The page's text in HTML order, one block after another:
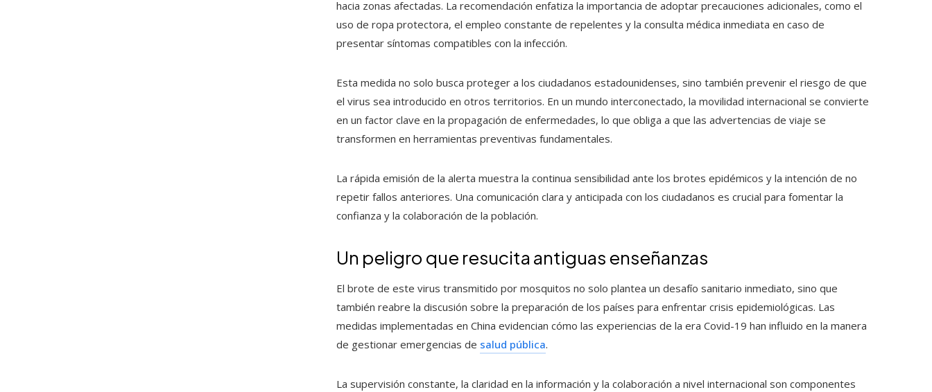
hacia zonas afectadas. La recomendación enfatiza la importancia de adoptar precauciones adicionales, como el
uso de ropa protectora, el empleo constante de repelentes y la consulta médica inmediata en caso de
presentar síntomas compatibles con la infección.
Esta medida no solo busca proteger a los ciudadanos estadounidenses, sino también prevenir el riesgo de que
el virus sea introducido en otros territorios. En un mundo interconectado, la movilidad internacional se convierte
en un factor clave en la propagación de enfermedades, lo que obliga a que las advertencias de viaje se
transformen en herramientas preventivas fundamentales.
La rápida emisión de la alerta muestra la continua sensibilidad ante los brotes epidémicos y la intención de no
repetir fallos anteriores. Una comunicación clara y anticipada con los ciudadanos es crucial para fomentar la
confianza y la colaboración de la población.
Un peligro que resucita antiguas enseñanzas
El brote de este virus transmitido por mosquitos no solo plantea un desafío sanitario inmediato, sino que
también reabre la discusión sobre la preparación de los países para enfrentar crisis epidemiológicas. Las
medidas implementadas en China evidencian cómo las experiencias de la era Covid-19 han influido en la manera
de gestionar emergencias de salud pública.
La supervisión constante, la claridad en la información y la colaboración a nivel internacional son componentes